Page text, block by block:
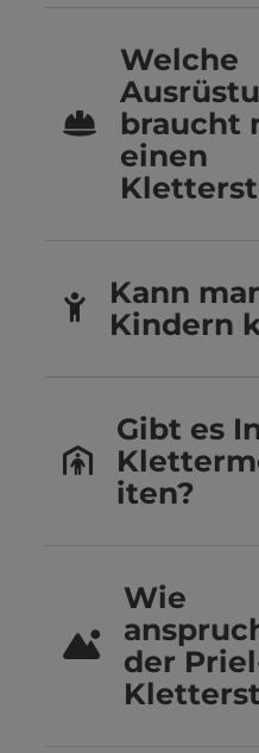
Welche
braucht
einen
Kann
Kindern
Gibt es
iten?
Wie
der